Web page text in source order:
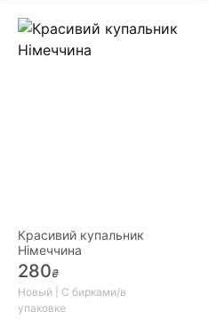
Красивий купальник
Німеччина
280₴
Новый | С бирками/в
упаковке